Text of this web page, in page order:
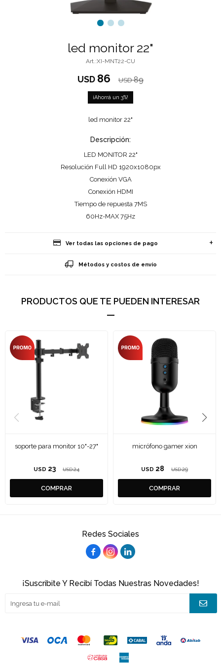
led monitor 22"
XI-MNT22-CU
USD 86 USD 89
3
led monitor 22"
Descripción:
LED MONITOR 22"
Resolución Full HD 1920x1080px
Conexión VGA
Conexión HDMI
Tiempo de repuesta 7MS
60Hz-MAX 75Hz
Ver todas las opciones de pago
Métodos y costos de envío
PRODUCTOS QUE TE PUEDEN INTERESAR
soporte para monitor 10"-27"
USD 23 USD 24
micrófono gamer xion
USD 28 USD 29
Redes Sociales
  
¡Suscribite Y Recibí Todas Nuestras Novedades!